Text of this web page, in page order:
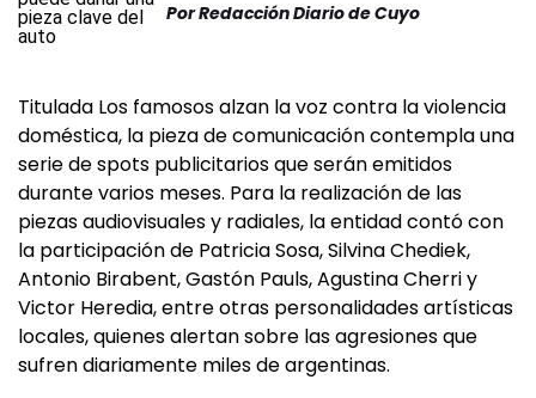
PorRedacción Diario de Cuyo
Titulada Los famosos alzan la voz contra la violencia
doméstica, la pieza de comunicación contempla una
serie de spots publicitarios que serán emitidos
durante varios meses. Para la realización de las
piezas audiovisuales y radiales, la entidad contó con
la participación de Patricia Sosa, Silvina Chediek,
Antonio Birabent, Gastón Pauls, Agustina Cherri y
Victor Heredia, entre otras personalidades artísticas
locales, quienes alertan sobre las agresiones que
sufren diariamente miles de argentinas.